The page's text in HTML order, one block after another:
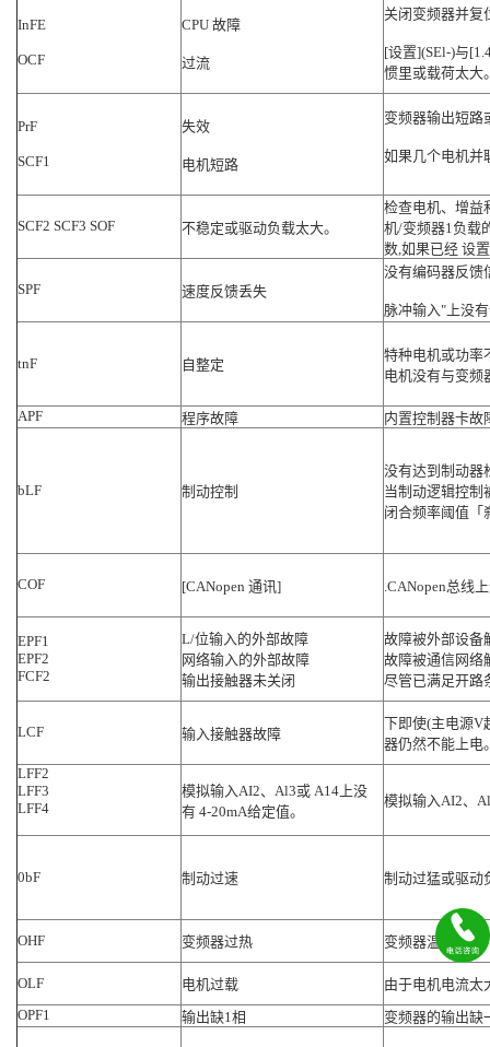
InFE
OCF
CPU 故障
过流
关闭变频器并复
[设置](SEl-)与
惯里或载荷太大
PrF
SCF1
失效
电机短路
变频器输出短路
如果几个电机并
SCF2 SCF3 SOF 不稳定或驱动负载太大。
检查电机、增益
机/变频器1负载
数,如果已经 设
SPF 速度反馈丢失
没有编码器反馈
脉冲输入"上没
tnF 自整定
特种电机或功率
电机没有与变频
APF 程序故障 内置控制器卡故
bLF 制动控制
没有达到制动器
当制动逻辑控制
闭合频率阈值「
COF [CANopen 通讯] .CANopen总线
EPF1
EPF2
FCF2
L/位输入的外部故障
网络输入的外部故障
输出接触器未关闭
故障被外部设备
故障被通信网络
尽管已满足开路
LCF 输入接触器故障
下即使(主电源V
器仍然不能上电
LFF2
LFF3
LFF4
模拟输入AI2、Al3或 A14上没
有 4-20mA给定值。
模拟输入AI2、
0bF 制动过速 制动过猛或驱动
OHF 变频器过热 变频器温度太高
OLF 电机过载
由于电机电流太
OPF1
输出缺1相 变频器的输出缺